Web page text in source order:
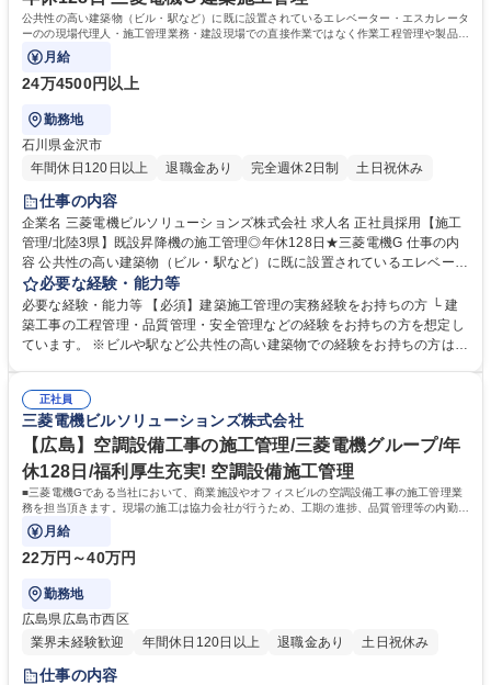
公共性の高い建築物（ビル・駅など）に既に設置されているエレベーター・エスカレータ
ーのの現場代理人・施工管理業務・建設現場での直接作業ではなく作業工程管理や製品の
品質管理をお任せします。
月給
24万4500円以上
勤務地
石川県金沢市
年間休日120日以上
退職金あり 完全週休2日制 土日祝休み
仕事の内容
企業名 三菱電機ビルソリューションズ株式会社 求人名 正社員採用【施工
管理/北陸3県】既設昇降機の施工管理◎年休128日★三菱電機G 仕事の内
容 公共性の高い建築物（ビル・駅など）に既に設置されているエレベータ
ー・エスカレーターのの現場代理人・施工管理業務・建設現場での直接作
業ではなく作業工程管理や製品の品質管理をお任せします。 【具体的に
は】建築工程と据付工事のズレや製品の不具合等様々な問題に対し、建築
会社や関係部門と連携を取り問題を解決していきます。現地調査→工程立
必要な経験・能力等
必要な経験・能力等 【必須】建築施工管理の実務経験をお持ちの方 └ 建
築工事の工程管理・品質管理・安全管理などの経験をお持ちの方を想定し
ています。 ※ビルや駅など公共性の高い建築物での経験をお持ちの方は歓
ションをとりつつ自らの裁量でコスト、品質のマネジメントができます。
担当エリア：北陸3県（富山県/石川県/福井県） 学歴・資格 学歴：大学院
大学 高専 短大 専修学校 高校 語学力： 資格：
正社員
三菱電機ビルソリューションズ株式会社
【広島】空調設備工事の施工管理/三菱電機グループ/年
休128日/福利厚生充実! 空調設備施工管理
■三菱電機Gである当社において、商業施設やオフィスビルの空調設備工事の施工管理業
務を担当頂きます。現場の施工は協力会社が行うため、工期の進捗、品質管理等の内勤が
メインになります。
月給
22万円～40万円
勤務地
広島県広島市西区
業界未経験歓迎
年間休日120日以上 退職金あり 土日祝休み
仕事の内容